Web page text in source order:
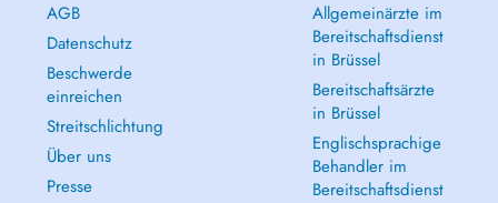
AGB
Datenschutz
Beschwerde
einreichen
Streitschlichtung
Über uns
Presse
Allgemeinärzte im
Bereitschaftsdienst
in Brüssel
Bereitschaftsärzte
in Brüssel
Englischsprachige
Behandler im
Bereitschaftsdienst